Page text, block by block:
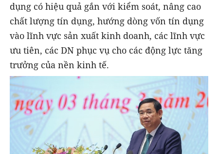
dụng có hiệu quả gắn với kiểm soát, nâng cao
chất lượng tín dụng, hướng dòng vốn tín dụng
vào lĩnh vực sản xuất kinh doanh, các lĩnh vực
ưu tiên, các DN phục vụ cho các động lực tăng
trưởng của nền kinh tế.